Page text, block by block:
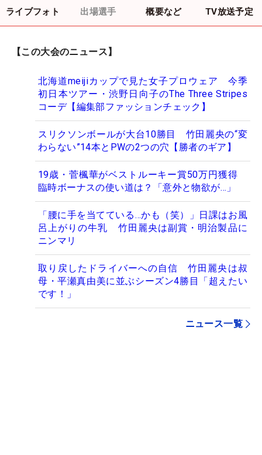
ライブフォト 出場選手 概要など TV放送予定
【この大会のニュース】
北海道meijiカップで見た女子プロウェア 今季
初日本ツアー・渋野日向子のThe Three Stripes
コーデ【編集部ファッションチェック】
スリクソンボールが大台10勝目 竹田麗央の“変
わらない”14本とPWの2つの穴【勝者のギア】
19歳・菅楓華がベストルーキー賞50万円獲得
臨時ボーナスの使い道は？「意外と物欲が…」
「腰に手を当てている…かも（笑）」日課はお風
呂上がりの牛乳 竹田麗央は副賞・明治製品に
ニンマリ
取り戻したドライバーへの自信 竹田麗央は叔
母・平瀬真由美に並ぶシーズン4勝目「超えたい
です！」
ニュース一覧